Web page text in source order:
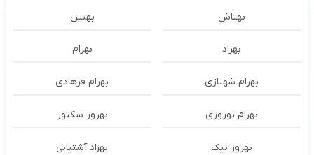
بهتاش بهتین
بهراد بهرام
بهرام شهبازی بهرام فرهادی
بهرام نوروزی بهروز سکتور
بهروز نیک بهزاد آشتیانی